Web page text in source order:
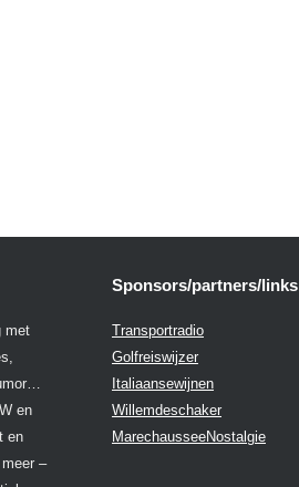
met
en
en
–
Sponsors/partners/links
Transportradio
Golfreiswijzer
Italiaansewijnen
Willemdeschaker
MarechausseeNostalgie